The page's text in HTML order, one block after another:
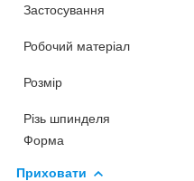
Застосування
Робочий матеріал
Розмір
Різь шпинделя
Форма
Приховати